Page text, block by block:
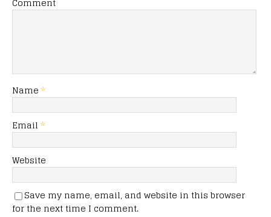
Name *
Email *
Website
Save my name, email, and website in this browser
for the next time I comment.